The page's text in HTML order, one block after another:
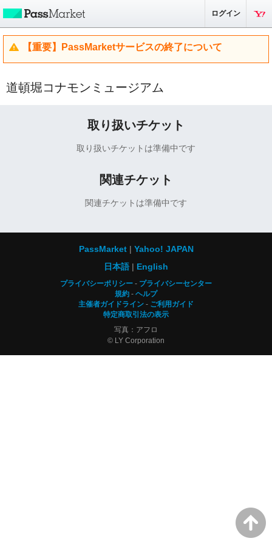
ログイン
【重要】PassMarketサービスの終了について
道頓堀コナモンミュージアム
取り扱いチケット
取り扱いチケットは準備中です
関連チケット
関連チケットは準備中です
PassMarket
Yahoo! JAPAN
日本語
English
プライバシーポリシー
プライバシーセンター
規約
ヘルプ
主催者ガイドライン
ご利用ガイド
特定商取引法の表示
写真：アフロ
© LY Corporation